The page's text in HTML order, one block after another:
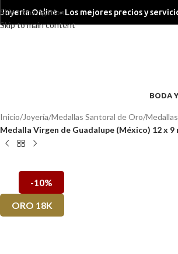
Skip to navigation
Skip to main content
Joyeria Online - Los mejores precios y
BODA
Inicio/Joyería/Medallas Santoral de Oro/
Medalla Virgen de Guadalupe (México) 12 x
-10%
ORO 18K